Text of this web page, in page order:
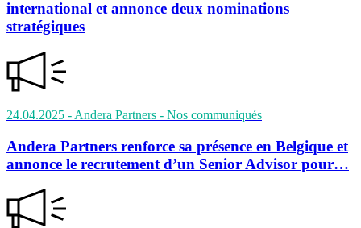
international et annonce deux nominations
stratégiques
24.04.2025 - Andera Partners - Nos communiqués
Andera Partners renforce sa présence en Belgique et
annonce le recrutement d’un Senior Advisor pour…